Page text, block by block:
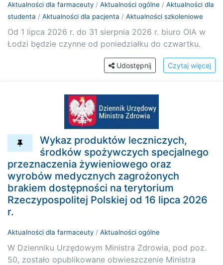
Aktualności dla farmaceuty / Aktualności ogólne / Aktualności dla
studenta / Aktualności dla pacjenta / Aktualności szkoleniowe
Od 1 lipca 2026 r. do 31 sierpnia 2026 r. biuro OIA w
Łodzi będzie czynne od poniedziałku do czwartku.
Udostępnij Czytaj więcej
Wykaz produktów leczniczych,
środków spożywczych specjalnego
przeznaczenia żywieniowego oraz
wyrobów medycznych zagrożonych
brakiem dostępności na terytorium
Rzeczypospolitej Polskiej od 16 lipca 2026
r.
Aktualności dla farmaceuty / Aktualności ogólne
W Dzienniku Urzędowym Ministra Zdrowia, pod poz.
50, zostało opublikowane obwieszczenie Ministra